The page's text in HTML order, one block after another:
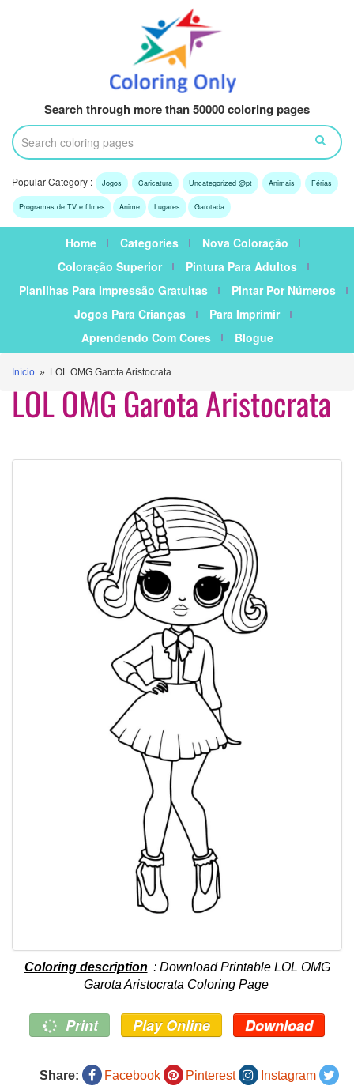
Search through more than 50000 coloring pages
Popular Category : Jogos Caricatura Uncategorized @pt Animais Férias
Programas de TV e filmes Anime Lugares Garotada
Home Categories
Nova Coloração
Coloração Superior
Pintura Para Adultos
Planilhas Para Impressão Gratuitas
Pintar Por Números
Jogos Para Crianças
Para Imprimir
Aprendendo Com Cores
Blogue
Início » LOL OMG Garota Aristocrata
LOL OMG Garota Aristocrata
Coloring description : Download Printable LOL OMG
Garota Aristocrata Coloring Page
Print Play Online Download
Share: Facebook Pinterest
Instagram